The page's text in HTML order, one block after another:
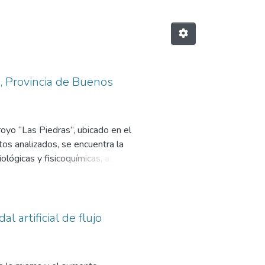
de Buenos
“Las Piedras”, ubicado en el
analizados, se encuentra la
y fisicoquímicas, así
de Buenos Aires
artificial de flujo